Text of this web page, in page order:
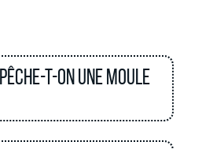
t-on une moule